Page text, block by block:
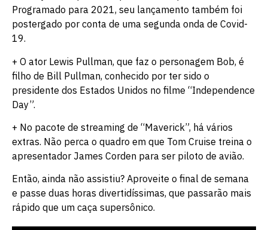
Programado para 2021, seu lançamento também foi
postergado por conta de uma segunda onda de Covid-
19.
+ O ator Lewis Pullman, que faz o personagem Bob, é
filho de Bill Pullman, conhecido por ter sido o
presidente dos Estados Unidos no filme “Independence
Day”.
+ No pacote de streaming de “Maverick”, há vários
extras. Não perca o quadro em que Tom Cruise treina o
apresentador James Corden para ser piloto de avião.
Então, ainda não assistiu? Aproveite o final de semana
e passe duas horas divertidíssimas, que passarão mais
rápido que um caça supersônico.